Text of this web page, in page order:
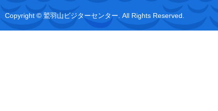
Copyright © 鷲羽山ビジターセンター. All Rights Reserved.